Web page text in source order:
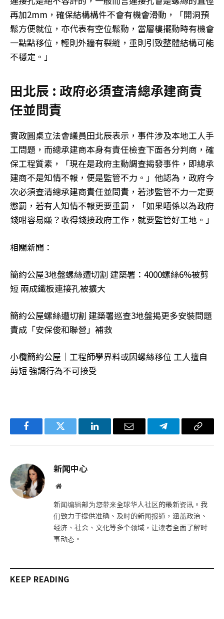
再加2mm，確保結構構件不會有機會滑動，「開洞預
鬆方便就位，亦代表有空位鬆動，當層樓擺動時有機會
一點點移位，輕則外牆有裂縫，重則引致整體結構可能
不穩定。」
田北辰 : 政府必須查清總承建商責
任並問責
實政圓桌立法會議員田北辰表示，事件涉及本地工人手
工問題，而總承建商本身有責任檢查下面各分判商，確
保工程質素，「現在是政府主動調查揭發事件，即總承
建商不是知情不報，便是監管不力。」他認為，政府今
次必須查清總承建商責任並問責，若涉監管不力一定要
懲罰，若有人知情不報更要重罰，「如果唔係以為政府
錢咁容易賺？收得錢接政府工作，就要監管好工地。」
相關新聞：
簡約公屋3地盤螺絲遭切割 建築署：4000螺絲6%被剪
短 兩成鐵板連接孔被擴大
簡約公屋螺絲遭切割 建築署巡查3地盤揭更多安裝問題
責成「安保俊和聯營」補救
小欖簡約公屋｜工程師學界料或因螺絲移位 工人擅自
剪短 強調行為不可接受
FacebookTwitter LinkedIn电
Telegram复
新闻中心
网
新闻编辑部为您带来全球华人社区的最新资讯。我
们致力于提供准确、及时的新闻报道，涵盖政治、
经济、社会、文化等多个领域，让读者全面了解时
事动态。
KEEP READING